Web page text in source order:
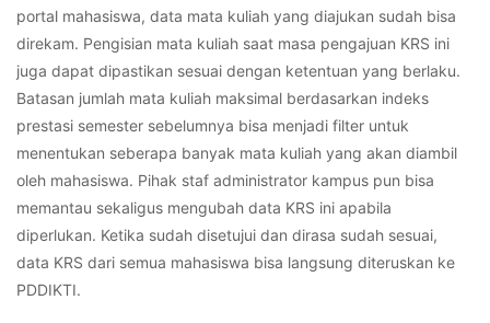
portal mahasiswa, data mata kuliah yang diajukan sudah bisa
direkam. Pengisian mata kuliah saat masa pengajuan KRS ini
juga dapat dipastikan sesuai dengan ketentuan yang berlaku.
Batasan jumlah mata kuliah maksimal berdasarkan indeks
prestasi semester sebelumnya bisa menjadi filter untuk
menentukan seberapa banyak mata kuliah yang akan diambil
oleh mahasiswa. Pihak staf administrator kampus pun bisa
memantau sekaligus mengubah data KRS ini apabila
diperlukan. Ketika sudah disetujui dan dirasa sudah sesuai,
data KRS dari semua mahasiswa bisa langsung diteruskan ke
PDDIKTI.